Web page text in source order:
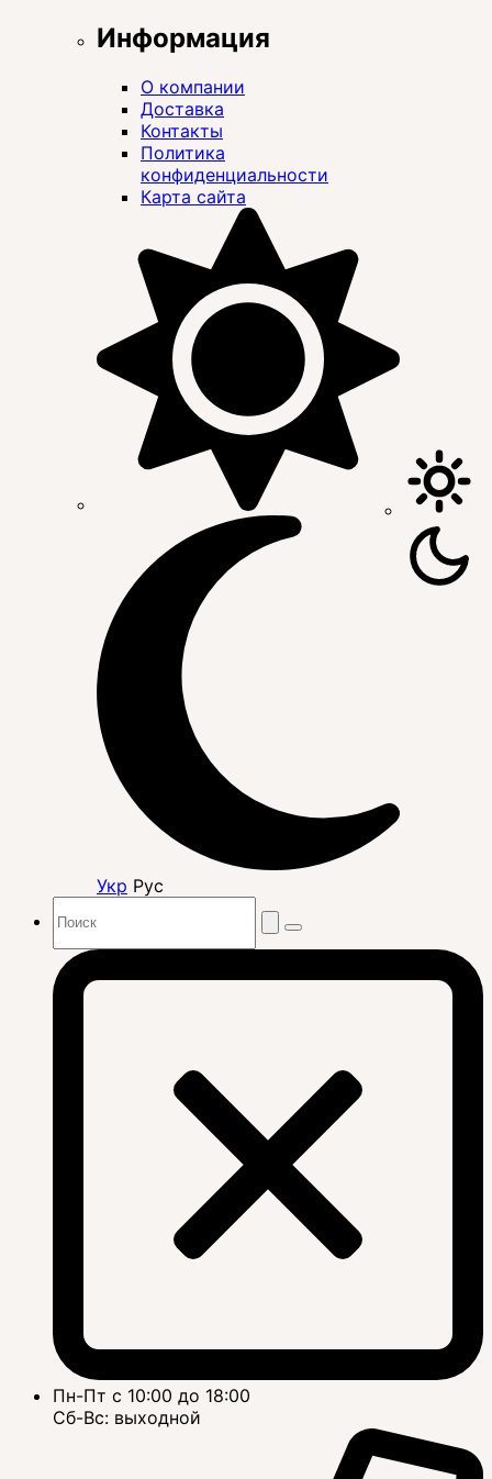
Информация
О компании
Доставка
Контакты
Политика
конфиденциальности
Карта сайта
Укр Рус
Пн-Пт с 10:00 до 18:00
Сб-Вс: выходной